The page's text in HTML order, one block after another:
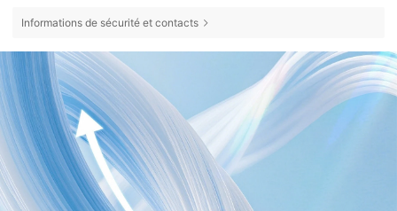
Informations de sécurité et contacts